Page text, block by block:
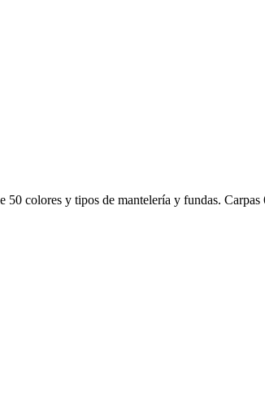
colores y tipos de mantelería y fundas.